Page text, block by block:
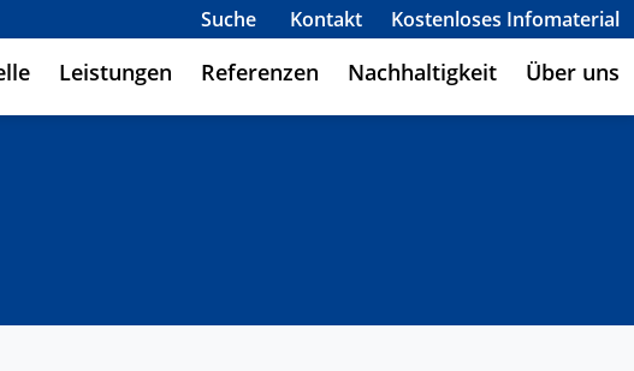
Suche Kontakt Kostenloses Infomaterial
Leistungen Referenzen Nachhaltigkeit Über uns